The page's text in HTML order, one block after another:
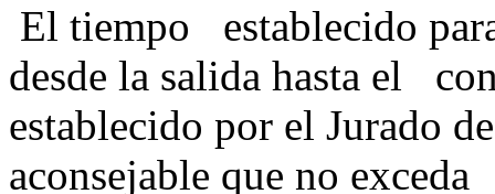
El tiempo establecido
desde la salida hasta el
establecido por el Jurado
aconsejable que no